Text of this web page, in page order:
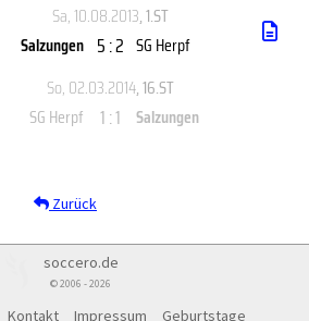
Sa, 10.08.2013, 1.ST
Salzungen 5 : 2 SG Herpf
So, 02.03.2014, 16.ST
SG Herpf
1 : 1 Salzungen
Zurück
soccero.de
© 2006 - 2026
Kontakt Impressum Geburtstage